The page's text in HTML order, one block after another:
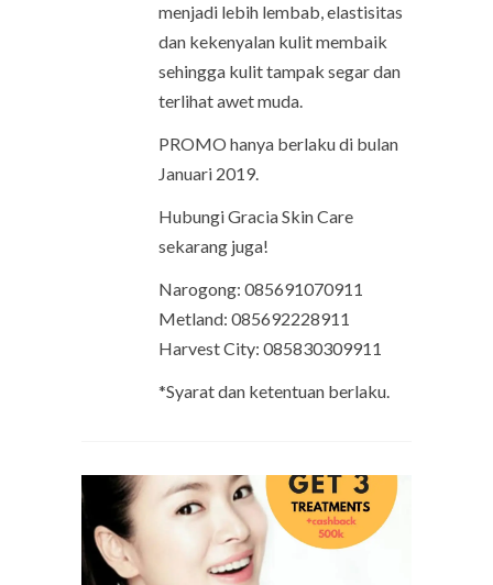
menjadi lebih lembab, elastisitas
dan kekenyalan kulit membaik
sehingga kulit tampak segar dan
terlihat awet muda.
PROMO hanya berlaku di bulan
Januari 2019.
Hubungi Gracia Skin Care
sekarang juga!
Narogong: 085691070911
Metland: 085692228911
Harvest City: 085830309911
*Syarat dan ketentuan berlaku.